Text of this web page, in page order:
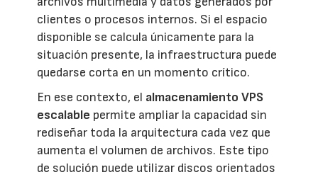
clientes o procesos internos. Si el espacio
disponible se calcula únicamente para la
situación presente, la infraestructura puede
quedarse corta en un momento crítico.
En ese contexto, el almacenamiento VPS
escalable permite ampliar la capacidad sin
rediseñar toda la arquitectura cada vez que
aumenta el volumen de archivos. Este tipo
de solución puede utilizar discos orientados